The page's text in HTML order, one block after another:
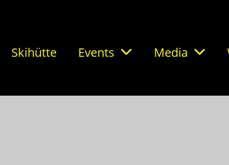
Skihütte Events Media